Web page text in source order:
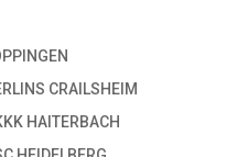
CRAILSHEIM
HAITERBACH